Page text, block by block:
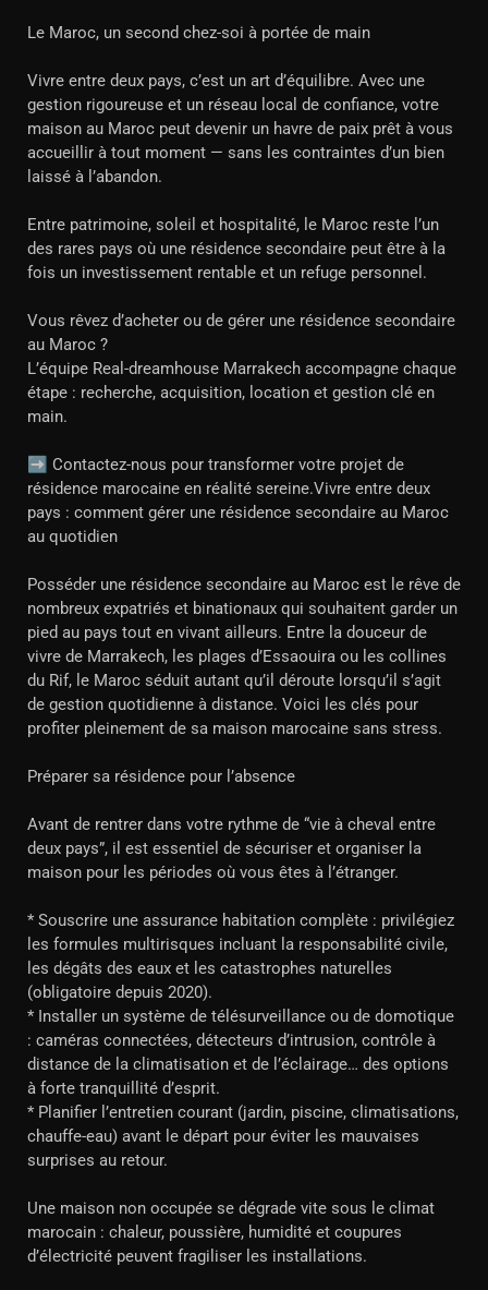
Le Maroc, un second chez-soi à portée de main
Vivre entre deux pays, c’est un art d’équilibre. Avec une
gestion rigoureuse et un réseau local de confiance, votre
maison au Maroc peut devenir un havre de paix prêt à vous
accueillir à tout moment — sans les contraintes d’un bien
laissé à l’abandon.
Entre patrimoine, soleil et hospitalité, le Maroc reste l’un
des rares pays où une résidence secondaire peut être à la
fois un investissement rentable et un refuge personnel.
Vous rêvez d’acheter ou de gérer une résidence secondaire
au Maroc ?
L’équipe Real-dreamhouse Marrakech accompagne chaque
étape : recherche, acquisition, location et gestion clé en
main.
➡️ Contactez-nous pour transformer votre projet de
résidence marocaine en réalité sereine.Vivre entre deux
pays : comment gérer une résidence secondaire au Maroc
au quotidien
Posséder une résidence secondaire au Maroc est le rêve de
nombreux expatriés et binationaux qui souhaitent garder un
pied au pays tout en vivant ailleurs. Entre la douceur de
vivre de Marrakech, les plages d’Essaouira ou les collines
du Rif, le Maroc séduit autant qu’il déroute lorsqu’il s’agit
de gestion quotidienne à distance. Voici les clés pour
profiter pleinement de sa maison marocaine sans stress.
Préparer sa résidence pour l’absence
Avant de rentrer dans votre rythme de “vie à cheval entre
deux pays”, il est essentiel de sécuriser et organiser la
maison pour les périodes où vous êtes à l’étranger.
* Souscrire une assurance habitation complète : privilégiez
les formules multirisques incluant la responsabilité civile,
les dégâts des eaux et les catastrophes naturelles
(obligatoire depuis 2020).
* Installer un système de télésurveillance ou de domotique
: caméras connectées, détecteurs d’intrusion, contrôle à
distance de la climatisation et de l’éclairage… des options
à forte tranquillité d’esprit.
* Planifier l’entretien courant (jardin, piscine, climatisations,
chauffe-eau) avant le départ pour éviter les mauvaises
surprises au retour.
Une maison non occupée se dégrade vite sous le climat
marocain : chaleur, poussière, humidité et coupures
d’électricité peuvent fragiliser les installations.